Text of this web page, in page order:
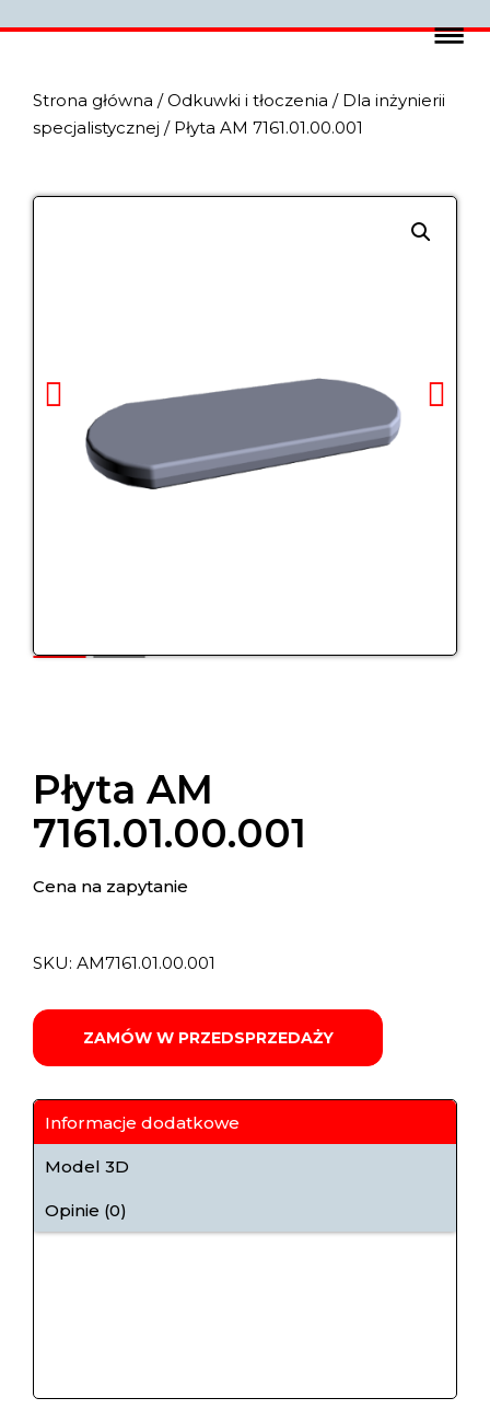
Strona główna /Odkuwki i tłoczenia / Dla inżynierii
specjalistycznej / Płyta AM 7161.01.00.001
Płyta AM
7161.01.00.001
Cena na zapytanie
SKU: АМ7161.01.00.001
ZAMÓW W PRZEDSPRZEDAŻY
Informacje dodatkowe
Model 3D
Opinie (0)